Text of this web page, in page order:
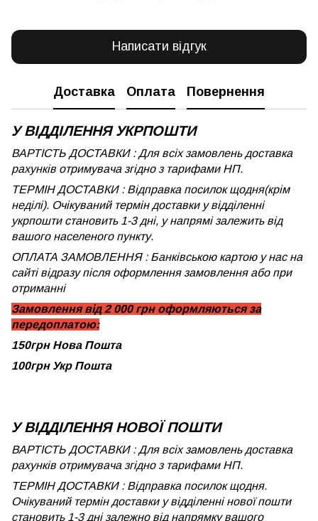
Написати відгук
Доставка Оплата Повернення
У ВІДДІЛЕННЯ УКРПОШТИ
ВАРТІСТЬ ДОСТАВКИ : Для всіх замовлень доставка
рахунків отримувача згідно з тарифами НП.
ТЕРМІН ДОСТАВКИ : Відправка посилок щодня(крім
неділі). Очікуваний термін доставки у відділенні
укрпошти становить 1-3 дні, у напрямі залежить від
вашого населеного пункту.
ОПЛАТА ЗАМОВЛЕННЯ : Банківською картою у нас на
сайті відразу після оформлення замовлення або при
отриманні
Замовлення від 2 000 грн оформляються за
передоплатою:
150грн Нова Пошта
100грн Укр Пошта
У ВІДДІЛЕННЯ НОВОЇ ПОШТИ
ВАРТІСТЬ ДОСТАВКИ : Для всіх замовлень доставка
рахунків отримувача згідно з тарифами НП.
ТЕРМІН ДОСТАВКИ : Відправка посилок щодня.
Очікуваний термін доставки у відділенні нової пошти
становить 1-3 дні залежно від напрямку вашого